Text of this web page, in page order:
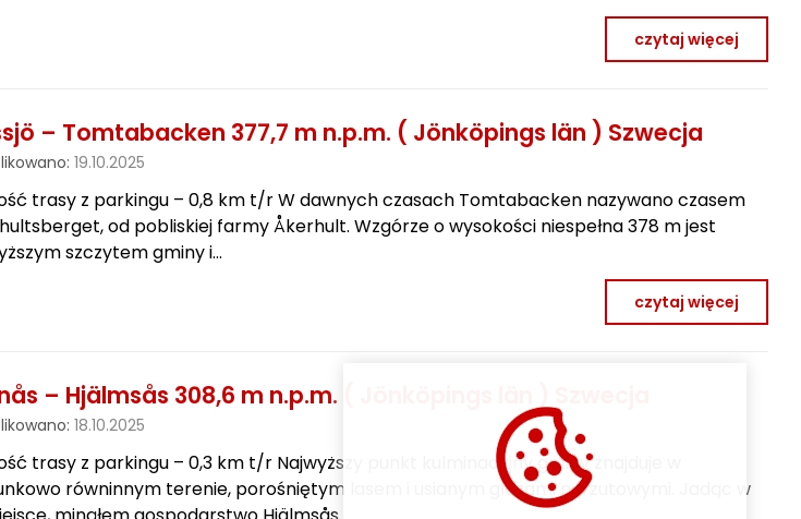
czytaj więcej
– Tomtabacken 377,7 m n.p.m. ( Jönköpings län ) Szwecja
19.10.2025
trasy z parkingu – 0,8 km t/r W dawnych czasach Tomtabacken nazywano czasem
od pobliskiej farmy Åkerhult. Wzgórze o wysokości niespełna 378 m jest
szczytem gminy i…
czytaj więcej
– Hjälmsås 308,6 m n.p.m. ( Jönköpings län ) Szwecja
18.10.2025
trasy z parkingu – 0,3 km t/r Najwyższy punkt kulminacyjny gminy znajduje w
równinnym terenie, porośniętym lasem i usianym głazami narzutowymi. Jadąc w